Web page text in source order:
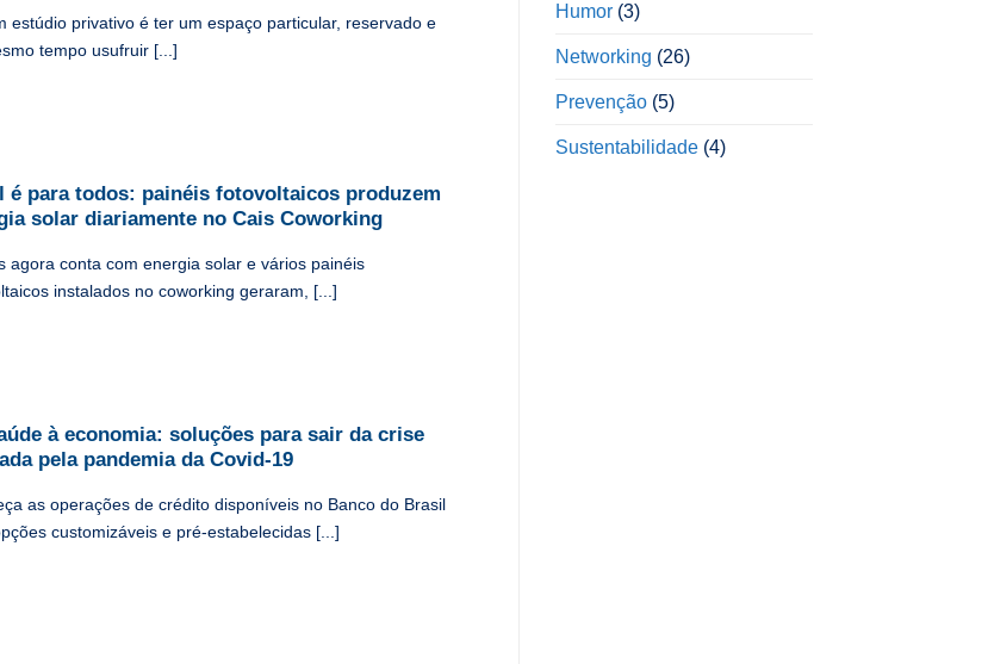
estúdio privativo é ter um espaço particular, reservado e
tempo usufruir [...]
é para todos: painéis fotovoltaicos produzem
solar diariamente no Cais Coworking
agora conta com energia solar e vários painéis
instalados no coworking geraram, [...]
à economia: soluções para sair da crise
pela pandemia da Covid-19
as operações de crédito disponíveis no Banco do Brasil
customizáveis e pré-estabelecidas [...]
Humor(3)
Networking (26)
Prevenção(5)
Sustentabilidade(4)